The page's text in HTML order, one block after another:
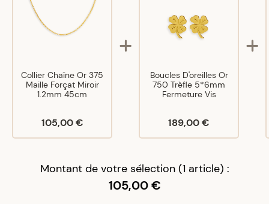
A 19/04/22
Exactement ce que je recherchais
A A 13/04/23
merci
Conforme
Collier Chaîne Or 375
Maille Forçat Miroir
1.2mm 45cm
105,00 €
Boucles D'oreilles Or
750 Trèfle 5*6mm
Fermeture Vis
189,00 €
Montant de votre sélection (1 article) :
105,00 €